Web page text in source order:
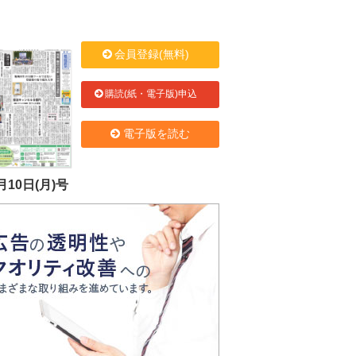
10日(月)号
会員登録(無料)
購読(紙・電子版)申込
電子版を読む